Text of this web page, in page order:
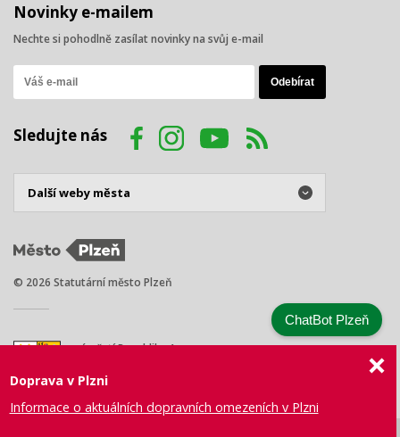
Novinky e-mailem
Nechte si pohodlně zasílat novinky na svůj e-mail
Sledujte nás
© 2026 Statutární město Plzeň
náměstí Republiky 1
Tel.: +420 378 031 111
Doprava v Plzni
Informace o aktuálních dopravních omezeních v Plzni
ChatBot Plzeň